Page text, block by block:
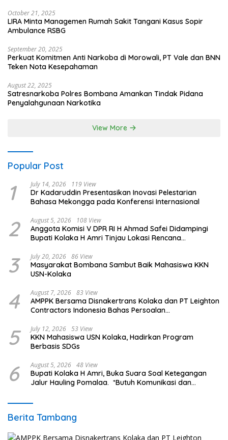
October 21, 2025
LIRA Minta Managemen Rumah Sakit Tangani Kasus Sopir
Ambulance RSBG
September 20, 2025
Perkuat Komitmen Anti Narkoba di Morowali, PT Vale dan BNN
Teken Nota Kesepahaman
August 22, 2025
Satresnarkoba Polres Bombana Amankan Tindak Pidana
Penyalahgunaan Narkotika
View More
Popular Post
1 July 14, 2026 119 View
Dr Kadaruddin Presentasikan Inovasi Pelestarian
Bahasa Mekongga pada Konferensi Internasional
2 August 5, 2026 108 View
Anggota Komisi V DPR RI H Ahmad Safei Didampingi
Bupati Kolaka H Amri Tinjau Lokasi Rencana
Wundulako
3 July 20, 2026 86 View
Masyarakat Bombana Sambut Baik Mahasiswa KKN
USN-Kolaka
4 August 7, 2026 83 View
AMPPK Bersama Disnakertrans Kolaka dan PT Leighton
Contractors Indonesia Bahas Persoalan
5 July 12, 2026 53 View
KKN Mahasiswa USN Kolaka, Hadirkan Program
Berbasis SDGs
6 August 5, 2026 48 View
Bupati Kolaka H Amri, Buka Suara Soal Ketegangan
Jalur Hauling Pomalaa. *Butuh Komunikasi dan
Berita Tambang